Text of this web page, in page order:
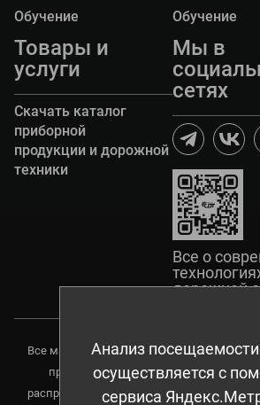
Анализ посещаемости
осуществляется с
сервиса
Обучение
Обучение
Товары и
услуги
Скачать каталог
приборной
продукции и дорожной
техники
Мы в
сетях
Все о
дорожной
Все материалы данного сайта являются
права, в том числе дизайн.
распространение (в том числе